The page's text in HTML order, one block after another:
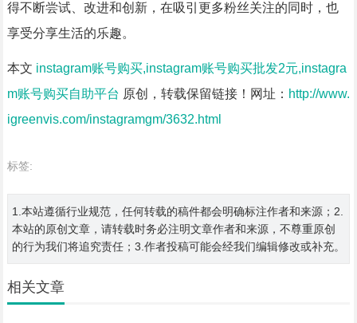
得不断尝试、改进和创新，在吸引更多粉丝关注的同时，也
享受分享生活的乐趣。
本文 instagram账号购买,instagram账号购买批发2元,instagra
m账号购买自助平台 原创，转载保留链接！网址： http://www.
igreenvis.com/instagramgm/3632.html
标签:
1.本站遵循行业规范，任何转载的稿件都会明确标注作者和来源；2.
本站的原创文章，请转载时务必注明文章作者和来源，不尊重原创
的行为我们将追究责任；3.作者投稿可能会经我们编辑修改或补充。
相关文章